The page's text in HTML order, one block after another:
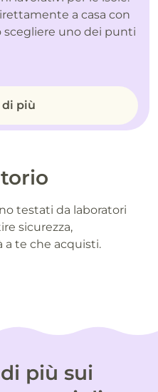
a casa con
scegliere uno dei punti
di più
testati da laboratori
sicurezza,
a te che acquisti.
più sui